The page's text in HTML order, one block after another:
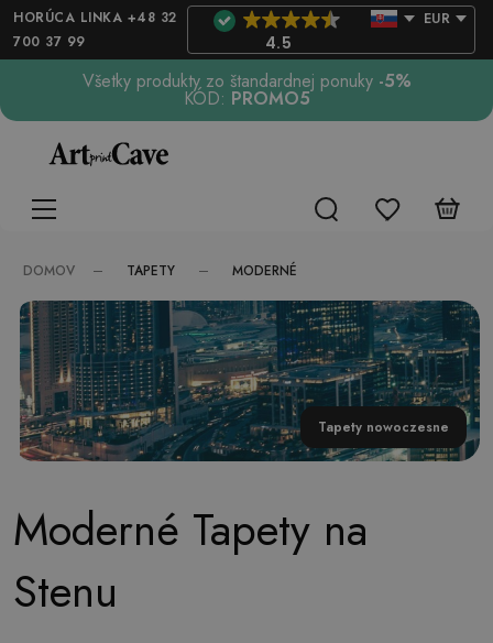
HORÚCA LINKA +48 32
700 37 99
4.5
EUR
Všetky produkty zo štandardnej ponuky -5%
KÓD: PROMO5
DOMOV TAPETY MODERNÉ
Tapety nowoczesne
Moderné Tapety na
Stenu